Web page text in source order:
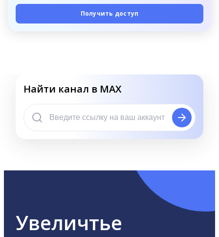
Получить доступ
Найти канал в MAX
Увеличтье